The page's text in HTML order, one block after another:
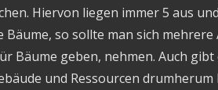
Hiervon liegen immer 5 aus
Bäume, so sollte man sich
Bäume geben, nehmen. Auch
und Ressourcen